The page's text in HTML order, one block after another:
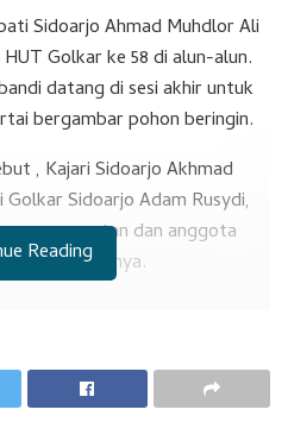
Sidoarjo Ahmad Muhdlor Ali
Golkar ke 58 di alun-alun.
datang di sesi akhir untuk
bergambar pohon beringin.
, Kajari Sidoarjo Akhmad
Sidoarjo Adam Rusydi,
para mantan dan anggota
lainnya.
Warga dan Pengusaha
Reading